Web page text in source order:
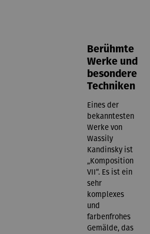
Berühmte
Werke und
besondere
Techniken
Eines der
bekanntesten
Werke von
Wassily
Kandinsky ist
„Komposition
VII“. Es ist ein
sehr
komplexes
und
farbenfrohes
Gemälde, das